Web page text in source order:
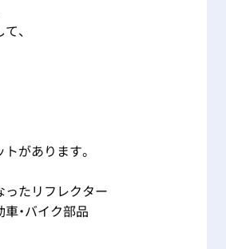
、
があります。
たリフレクター
・バイク部品